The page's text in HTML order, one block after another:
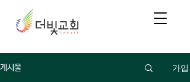
게시물 가입